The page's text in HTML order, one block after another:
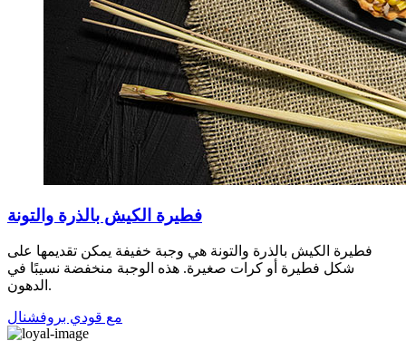
فطيرة الكيش بالذرة والتونة
فطيرة الكيش بالذرة والتونة هي وجبة خفيفة يمكن تقديمها على
شكل فطيرة أو كرات صغيرة. هذه الوجبة منخفضة نسيبًا في
الدهون.
مع قودي بروفشنال